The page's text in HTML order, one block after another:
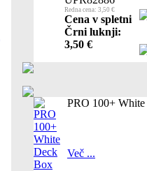
Redna cena: 3,50 €
Cena v spletni
Črni luknji:
3,50 €
PRO 100+
Več ...